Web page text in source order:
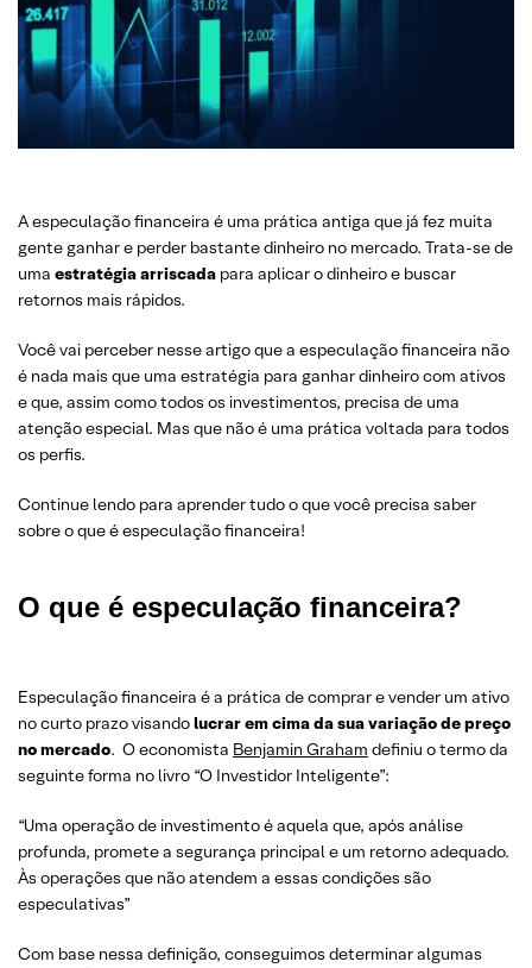
A especulação financeira é uma prática antiga que já fez muita
gente ganhar e perder bastante dinheiro no mercado. Trata-se de
uma estratégia arriscada para aplicar o dinheiro e buscar
retornos mais rápidos.
Você vai perceber nesse artigo que a especulação financeira não
é nada mais que uma estratégia para ganhar dinheiro com ativos
e que, assim como todos os investimentos, precisa de uma
atenção especial. Mas que não é uma prática voltada para todos
os perfis.
Continue lendo para aprender tudo o que você precisa saber
sobre o que é especulação financeira!
O que é especulação financeira?
Especulação financeira é a prática de comprar e vender um ativo
no curto prazo visandolucrar em cima da sua variação de preço
no mercado. O economista Benjamin Graham definiu o termo da
seguinte forma no livro “O Investidor Inteligente”:
“Uma operação de investimento é aquela que, após análise
profunda, promete a segurança principal e um retorno adequado.
Às operações que não atendem a essas condições são
especulativas”
Com base nessa definição, conseguimos determinar algumas